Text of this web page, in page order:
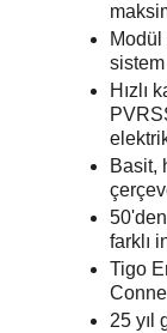
Hızlı
Basit,
farklı
Tigo
25 yıl